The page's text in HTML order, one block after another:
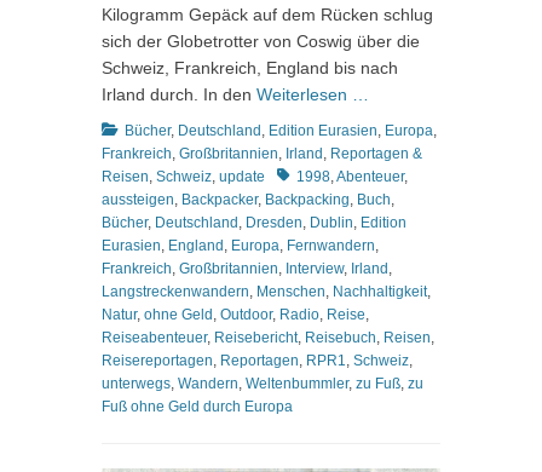
Kilogramm Gepäck auf dem Rücken schlug
sich der Globetrotter von Coswig über die
Schweiz, Frankreich, England bis nach
Irland durch. In den Weiterlesen …
Kategorien
Bücher, Deutschland , Edition Eurasien, Europa,
Frankreich, Großbritannien, Irland , Reportagen &
Reisen, Schweiz, update Schlagworte
1998,Abenteuer,
aussteigen, Backpacker, Backpacking, Buch,
Bücher, Deutschland , Dresden, Dublin, Edition
Eurasien, England , Europa, Fernwandern,
Frankreich, Großbritannien, Interview, Irland ,
Langstreckenwandern, Menschen, Nachhaltigkeit,
Natur, ohne Geld , Outdoor, Radio, Reise,
Reiseabenteuer, Reisebericht, Reisebuch, Reisen,
Reisereportagen, Reportagen, RPR1, Schweiz,
unterwegs, Wandern, Weltenbummler, zu Fuß, zu
Fuß ohne Geld durch Europa